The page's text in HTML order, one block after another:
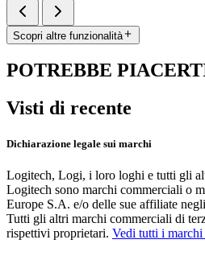
Scopri altre funzionalità
POTREBBE
Visti di recente
Dichiarazione legale sui marchi
Logitech, Logi, i loro loghi e tutti gli
Logitech sono marchi commerciali o
Europe S.A. e/o delle sue affiliate
Tutti gli altri marchi commerciali di
rispettivi proprietari. Vedi tutti i